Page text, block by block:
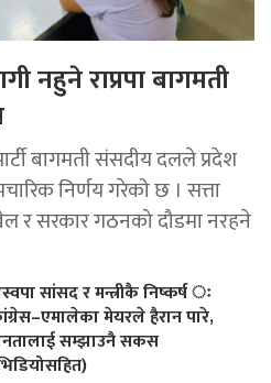
नहुने राप्रपा बागमती
पार्टी बागमती संसदीय दलले प्रदेश
निर्णय गरेको छ । सत्ता
सरकार गठनको दौडमा नरहने
सांसद र मन्त्रीकै निष्कर्ष ः
मेयरले हैरान पारे,
सम्झाउनै सकस